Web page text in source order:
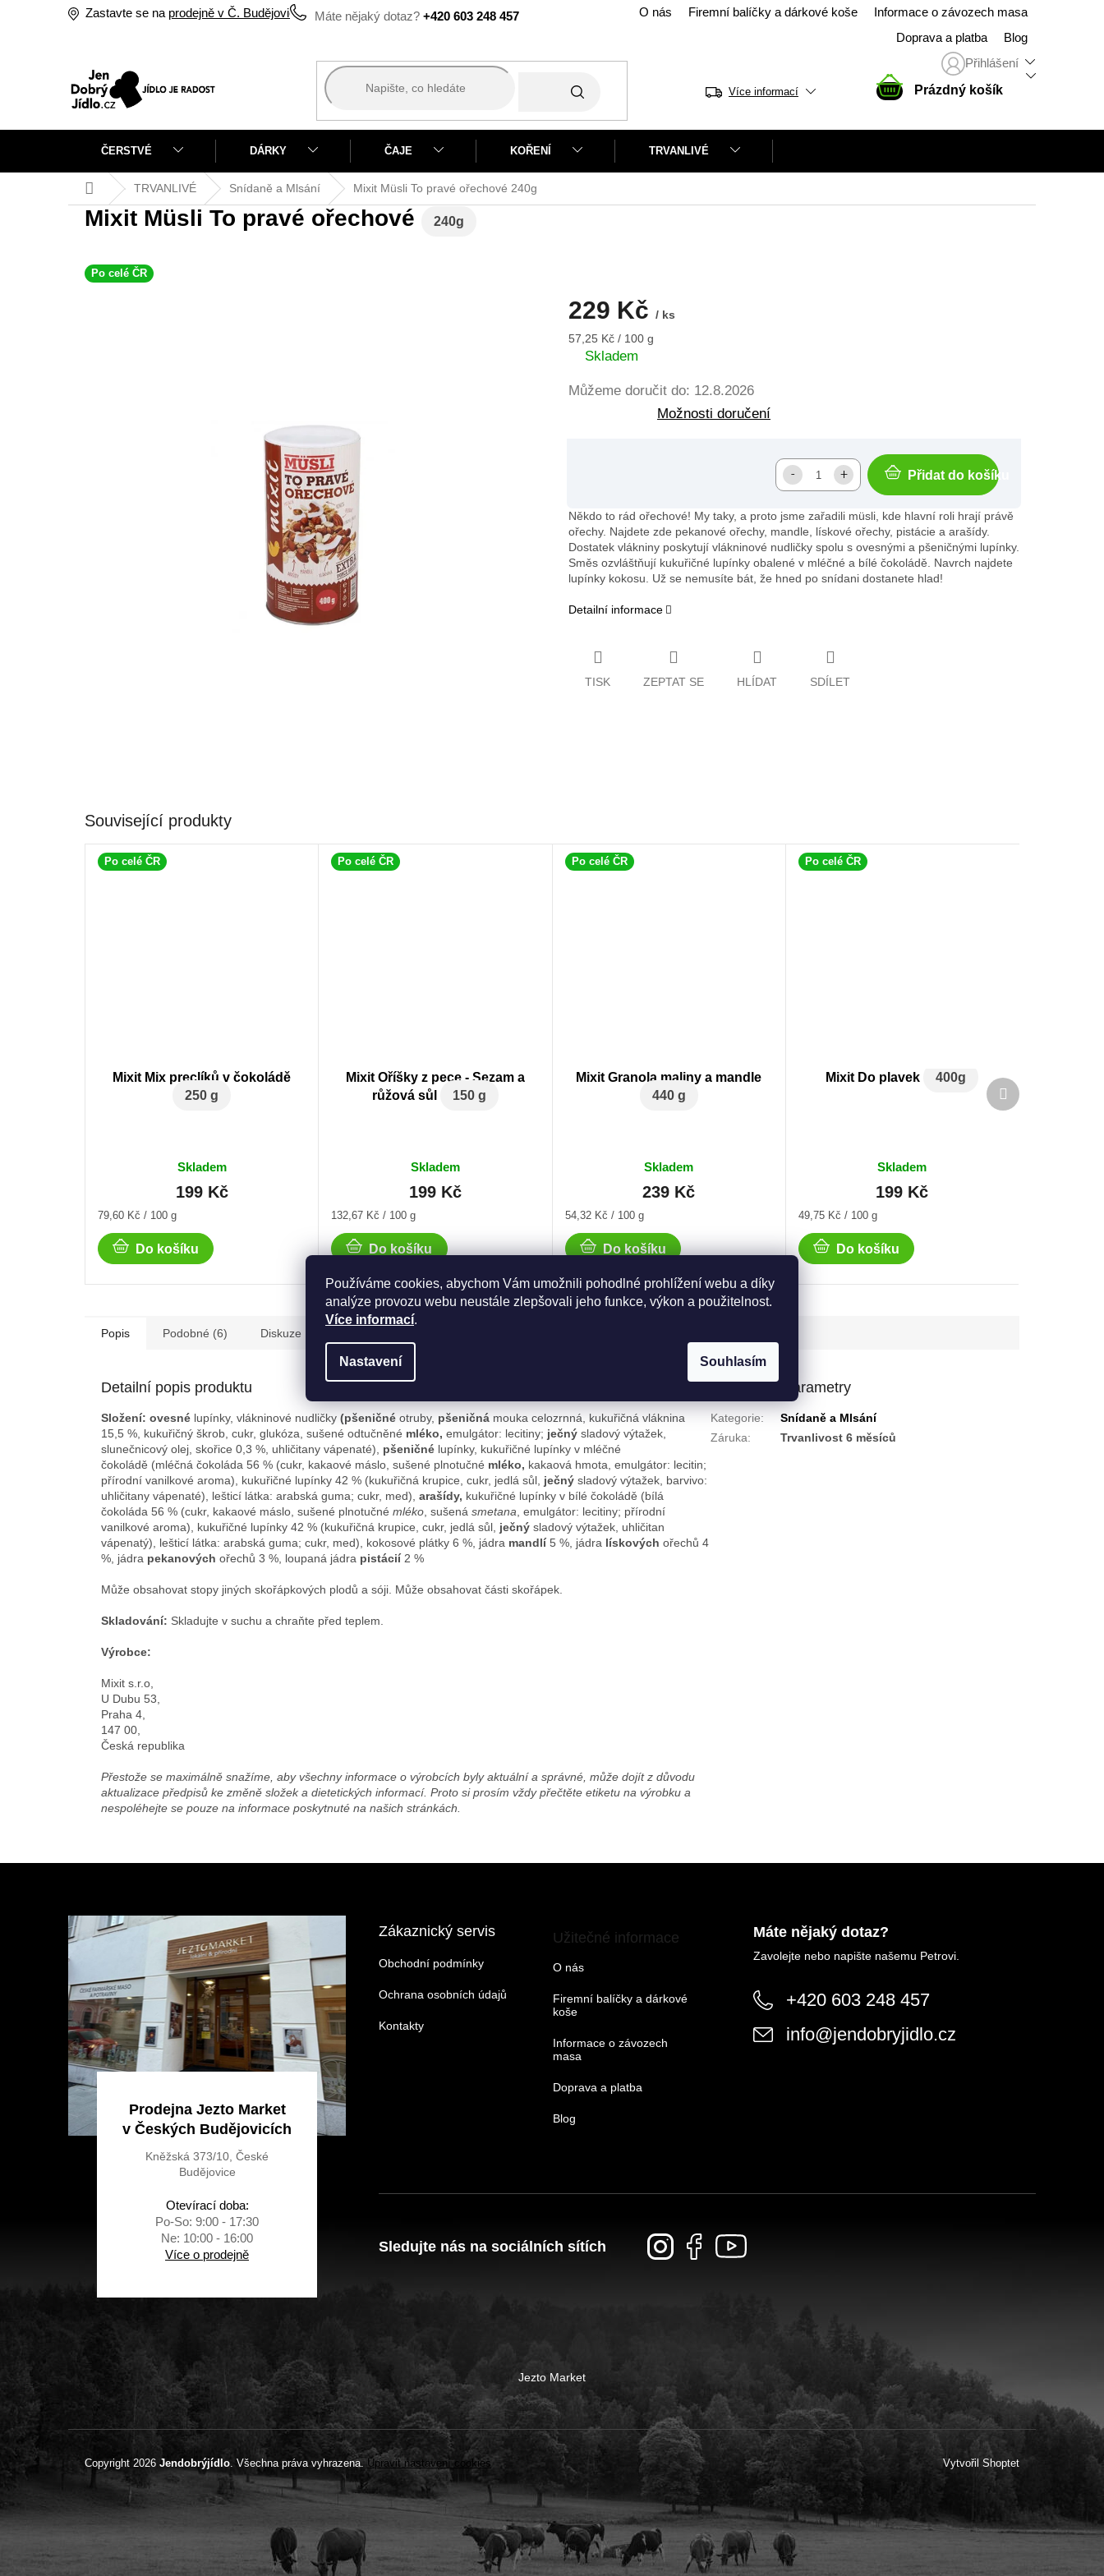
Používáme cookies, abychom Vám umožnili pohodlné prohlížení webu a díky
analýze provozu webu neustále zlepšovali jeho funkce, výkon a použitelnost.
Více informací.
Nastavení Souhlasím
+420 603 248 457
Zastavte se na prodejně v Č. Budějovicích O nás Firemní balíčky a dárkové koše
Informace o závozech masa
Doprava a platba
Blog
Přihlášení
Více informací
NÁKUPNÍ
KOŠÍK
Prázdný košík
ČERSTVÉ DÁRKY ČAJE KOŘENÍ TRVANLIVÉ
Domů TRVANLIVÉ Snídaně a Mlsání Mixit Müsli To pravé ořechové 240g
Mixit Müsli To pravé ořechové 240g
Po celé ČR
229 Kč / ks
Měrná
cena:
57,25 Kč / 100 g
Skladem
Můžeme doručit do: 12.8.2026
Možnosti doručení
Přidat do košíku
Někdo to rád ořechové! My taky, a proto jsme zařadili müsli, kde hlavní roli hrají právě
ořechy. Najdete zde pekanové ořechy, mandle, lískové ořechy, pistácie a arašídy.
Dostatek vlákniny poskytují vlákninové nudličky spolu s ovesnými a pšeničnými lupínky.
Směs ozvláštňují kukuřičné lupínky obalené v mléčné a bílé čokoládě. Navrch najdete
lupínky kokosu. Už se nemusíte bát, že hned po snídani dostanete hlad!
Detailní informace
TISK ZEPTAT SE HLÍDAT SDÍLET
Související produkty
Po celé ČR
Mixit Mix preclíků v čokoládě
250 g
Skladem
199 Kč
Měrná
79,60 Kč / 100 g
Do košíku
Po celé ČR
Mixit Oříšky z pece - Sezam a
růžová sůl
150 g
Skladem
199 Kč
Měrná
132,67 Kč / 100 g
Do košíku
Po celé ČR
Mixit Granola maliny a mandle
440 g
Skladem
239 Kč
Měrná
54,32 Kč / 100 g
Do košíku
Po celé ČR
Mixit Do plavek 400g
Skladem
199 Kč
Měrná
49,75 Kč / 100 g
Do košíku
Další
produkt
Popis Podobné (6) Diskuze
Detailní popis produktu
Složení: ovesné lupínky, vlákninové nudličky (pšeničné otruby, pšeničná mouka celozrnná, kukuřičná vláknina
15,5 %, kukuřičný škrob, cukr, glukóza, sušené odtučněné mléko, emulgátor: lecitiny; ječný sladový výtažek,
slunečnicový olej, skořice 0,3 %, uhličitany vápenaté), pšeničné lupínky, kukuřičné lupínky v mléčné
čokoládě (mléčná čokoláda 56 % (cukr, kakaové máslo, sušené plnotučné mléko, kakaová hmota, emulgátor: lecitin;
přírodní vanilkové aroma), kukuřičné lupínky 42 % (kukuřičná krupice, cukr, jedlá sůl, ječný sladový výtažek, barvivo:
uhličitany vápenaté), lešticí látka: arabská guma; cukr, med), arašídy, kukuřičné lupínky v bílé čokoládě (bílá
čokoláda 56 % (cukr, kakaové máslo, sušené plnotučné mléko , sušená smetana , emulgátor: lecitiny; přírodní
vanilkové aroma), kukuřičné lupínky 42 % (kukuřičná krupice, cukr, jedlá sůl, ječný sladový výtažek, uhličitan
vápenatý), lešticí látka: arabská guma; cukr, med), kokosové plátky 6 %, jádra mandlí5 %, jádra lískových ořechů 4
%, jádra pekanových ořechů 3 %, loupaná jádra pistácií2 %
Může obsahovat stopy jiných skořápkových plodů a sóji. Může obsahovat části skořápek.
Skladování: Skladujte v suchu a chraňte před teplem.
Výrobce:
Mixit s.r.o,
U Dubu 53,
Praha 4,
147 00,
Česká republika
Přestože se maximálně snažíme, aby všechny informace o výrobcích byly aktuální a správné, může dojít z důvodu
aktualizace předpisů ke změně složek a dietetických informací. Proto si prosím vždy přečtěte etiketu na výrobku a
nespoléhejte se pouze na informace poskytnuté na našich stránkách.
Doplňkové parametry
Kategorie:
Snídaně a Mlsání
Záruka: Trvanlivost 6 měsíců
Prodejna Jezto Market
v Českých Budějovicích
Kněžská 373/10, České
Budějovice
Otevírací doba:
Po-So: 9:00 - 17:30
Ne: 10:00 - 16:00
Více o prodejně
Zákaznický servis
Obchodní podmínky
Ochrana osobních údajů
Kontakty
Užitečné informace
O nás
Firemní balíčky a dárkové
koše
Informace o závozech
masa
Doprava a platba
Blog
Máte nějaký dotaz?
Zavolejte nebo napište našemu Petrovi.
+420 603 248 457
info@jendobryjidlo.cz
Sledujte nás na sociálních sítích
Jezto Market
Vytvořil Shoptet
Copyright 2026 Jendobrýjídlo. Všechna práva vyhrazena. Upravit nastavení cookies